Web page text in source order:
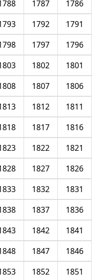
1786
1787
1791
1792
1796
1797
1801
1802
1806
1807
1811
1812
1816
1817
1821
1822
1826
1827
1831
1832
1836
1837
1841
1842
1846
1847
1851
1852